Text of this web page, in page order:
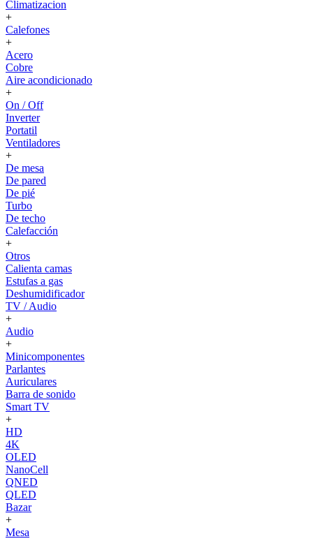
Climatizacion
+
Calefones
+
Acero
Cobre
Aire acondicionado
+
On / Off
Inverter
Portatil
Ventiladores
+
De mesa
De pared
De pié
Turbo
De techo
Calefacción
+
Otros
Calienta camas
Estufas a gas
Deshumidificador
TV / Audio
+
Audio
+
Minicomponentes
Parlantes
Auriculares
Barra de sonido
Smart TV
+
HD
4K
OLED
NanoCell
QNED
QLED
Bazar
+
Mesa